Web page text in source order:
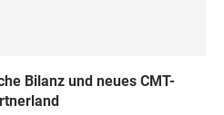
Bilanz und neues CMT-